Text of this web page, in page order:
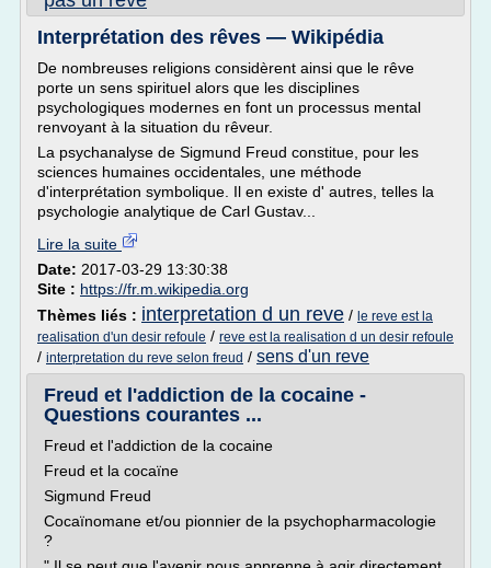
Interprétation des rêves — Wikipédia
De nombreuses religions considèrent ainsi que le rêve
porte un sens spirituel alors que les disciplines
psychologiques modernes en font un processus mental
renvoyant à la situation du rêveur.
La psychanalyse de Sigmund Freud constitue, pour les
sciences humaines occidentales, une méthode
d'interprétation symbolique. Il en existe d' autres, telles la
psychologie analytique de Carl Gustav...
Lire la suite
Date: 2017-03-29 13:30:38
Site : https://fr.m.wikipedia.org
Thèmes liés : interpretation d un reve / le reve est la
realisation d'un desir refoule / reve est la realisation d un desir refoule
/ interpretation du reve selon freud / sens d'un reve
Freud et l'addiction de la cocaine -
Questions courantes ...
Freud et l'addiction de la cocaine
Freud et la cocaïne
Sigmund Freud
Cocaïnomane et/ou pionnier de la psychopharmacologie
?